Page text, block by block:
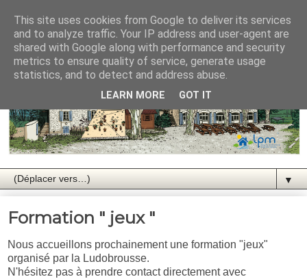
▼
Formation " jeux "
Nous accueillons prochainement une formation "jeux"
organisé par la Ludobrousse.
N'hésitez pas à prendre contact directement avec
This site uses cookies from Google to deliver its services
and to analyze traffic. Your IP address and user-agent are
shared with Google along with performance and security
metrics to ensure quality of service, generate usage
statistics, and to detect and address abuse.
LEARN MORE GOT IT